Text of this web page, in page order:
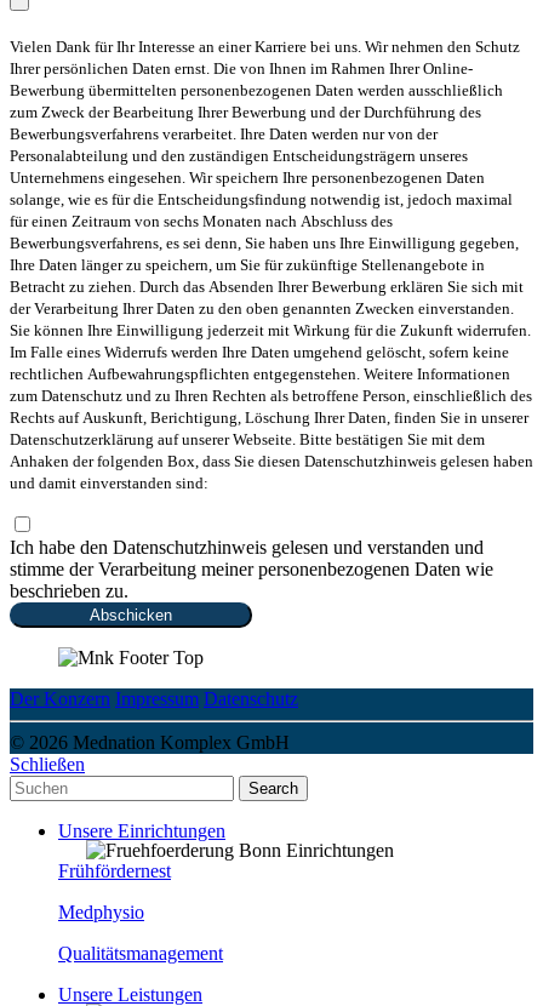
Vielen Dank für Ihr Interesse an einer Karriere bei uns. Wir nehmen den Schutz
Ihrer persönlichen Daten ernst. Die von Ihnen im Rahmen Ihrer Online-
Bewerbung übermittelten personenbezogenen Daten werden ausschließlich
zum Zweck der Bearbeitung Ihrer Bewerbung und der Durchführung des
Bewerbungsverfahrens verarbeitet. Ihre Daten werden nur von der
Personalabteilung und den zuständigen Entscheidungsträgern unseres
Unternehmens eingesehen. Wir speichern Ihre personenbezogenen Daten
solange, wie es für die Entscheidungsfindung notwendig ist, jedoch maximal
für einen Zeitraum von sechs Monaten nach Abschluss des
Bewerbungsverfahrens, es sei denn, Sie haben uns Ihre Einwilligung gegeben,
Ihre Daten länger zu speichern, um Sie für zukünftige Stellenangebote in
Betracht zu ziehen. Durch das Absenden Ihrer Bewerbung erklären Sie sich mit
der Verarbeitung Ihrer Daten zu den oben genannten Zwecken einverstanden.
Sie können Ihre Einwilligung jederzeit mit Wirkung für die Zukunft widerrufen.
Im Falle eines Widerrufs werden Ihre Daten umgehend gelöscht, sofern keine
rechtlichen Aufbewahrungspflichten entgegenstehen. Weitere Informationen
zum Datenschutz und zu Ihren Rechten als betroffene Person, einschließlich des
Rechts auf Auskunft, Berichtigung, Löschung Ihrer Daten, finden Sie in unserer
Datenschutzerklärung auf unserer Webseite. Bitte bestätigen Sie mit dem
Anhaken der folgenden Box, dass Sie diesen Datenschutzhinweis gelesen haben
und damit einverstanden sind:
Ich habe den Datenschutzhinweis gelesen und verstanden und
stimme der Verarbeitung meiner personenbezogenen Daten wie
beschrieben zu.
Abschicken
Der Konzern Impressum Datenschutz
© 2026 Mednation Komplex GmbH
Schließen
Search
Unsere Einrichtungen
Frühfördernest
Medphysio
Qualitätsmanagement
Unsere Leistungen